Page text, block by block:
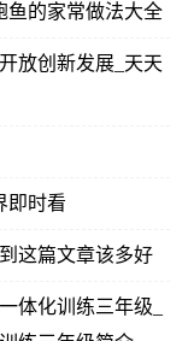
鱼的家常做法大全
放创新发展_天天
即时看
这篇文章该多好
体化训练三年级_